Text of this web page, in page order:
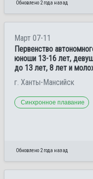
Обновлено 2 года назад
Март 07-11
Первенство
юноши 13-16 лет,
до 13 лет, 8 лет и
г. Ханты-Мансийск
Синхронное плавание
Обновлено 2 года назад